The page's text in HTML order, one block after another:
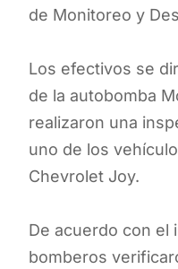
de Monitoreo y
Los efectivos se
de la autobomba
realizaron una
uno de los
Chevrolet Joy.
De acuerdo con el
bomberos